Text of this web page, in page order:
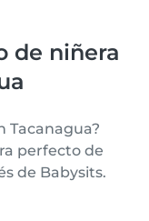
de niñera
Tacanagua?
perfecto de
de Babysits.